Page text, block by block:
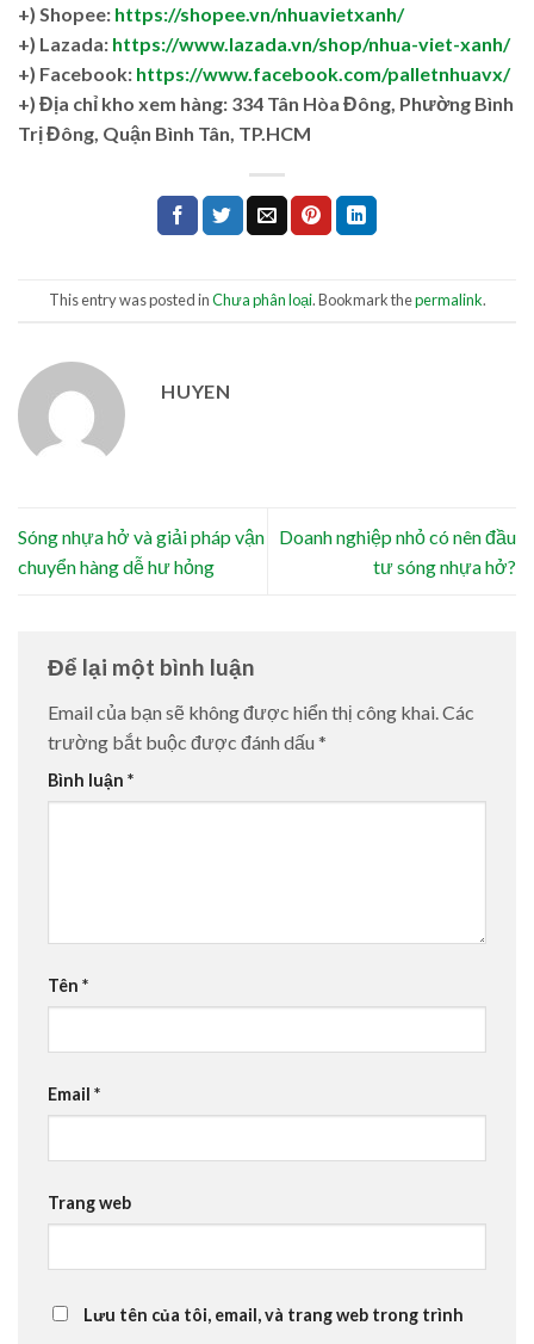
+) Shopee: https://shopee.vn/nhuavietxanh/
+) Lazada: https://www.lazada.vn/shop/nhua-viet-xanh/
+) Facebook: https://www.facebook.com/palletnhuavx/
+) Địa chỉ kho xem hàng: 334 Tân Hòa Đông, Phường Bình
Trị Đông, Quận Bình Tân, TP.HCM
This entry was posted inChưa phân loại. Bookmark thepermalink.
HUYEN
Sóng nhựa hở và giải pháp vận
chuyển hàng dễ hư hỏng
Doanh nghiệp nhỏ có nên đầu
tư sóng nhựa hở?
Để lại một bình luận
Email của bạn sẽ không được hiển thị công khai.Các
trường bắt buộc được đánh dấu *
Bình luận *
Tên *
Email *
Trang web
Lưu tên của tôi, email, và trang web trong trình